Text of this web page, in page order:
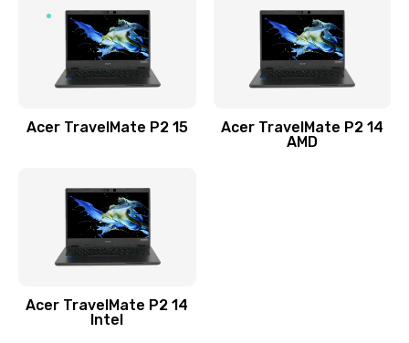
Замена системы охлаждения
Заказать
950 руб.
Acer TravelMate P2 15
Acer TravelMate P2 14
AMD
Acer TravelMate P2 14
Intel